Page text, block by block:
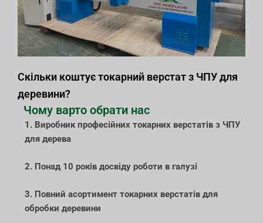
Скільки коштує токарний верстат з ЧПУ для
деревини?
Чому варто обрати нас
1. Виробник професійних токарних верстатів з ЧПУ
для дерева
2. Понад 10 років досвіду роботи в галузі
3. Повний асортимент токарних верстатів для
обробки деревини